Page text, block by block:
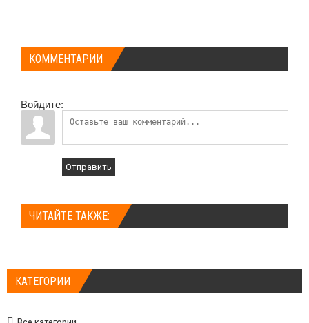
КОММЕНТАРИИ
Войдите:
Отправить
ЧИТАЙТЕ ТАКЖЕ:
КАТЕГОРИИ